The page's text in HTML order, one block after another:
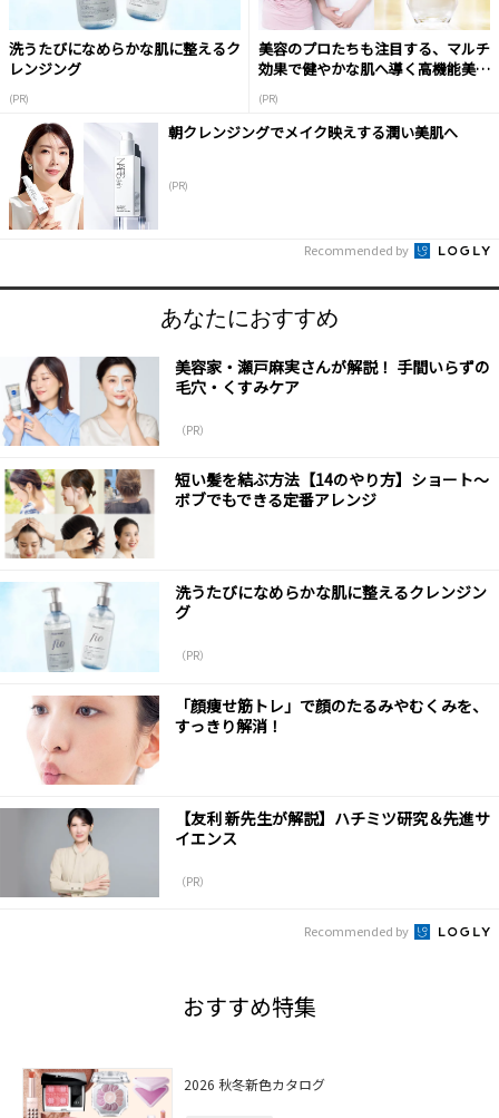
洗うたびになめらかな肌に整えるク
レンジング
(PR)
美容のプロたちも注目する、マルチ
効果で健やかな肌へ導く高機能美容
(PR)
朝クレンジングでメイク映えする潤い美肌へ
(PR)
Recommended by
あなたにおすすめ
美容家・瀬戸麻実さんが解説！ 手間いらずの
毛穴・くすみケア
（PR）
短い髪を結ぶ方法【14のやり方】ショート～
ボブでもできる定番アレンジ
洗うたびになめらかな肌に整えるクレンジン
グ
（PR）
「顔痩せ筋トレ」で顔のたるみやむくみを、
すっきり解消！
【友利 新先生が解説】ハチミツ研究＆先進サ
イエンス
（PR）
Recommended by
おすすめ特集
2026 秋冬新色カタログ